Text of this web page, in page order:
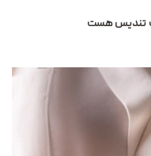
تندیس هست